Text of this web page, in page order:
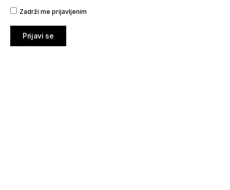
Zadrži me prijavljenim
Prijavi se